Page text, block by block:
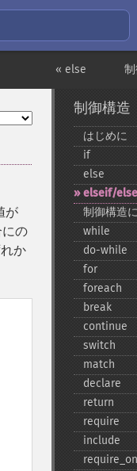
« else
が
の
か
制御構造
はじめに
if
else
elseif/
制御構造
while
do-​while
for
foreach
break
continue
switch
match
declare
return
require
include